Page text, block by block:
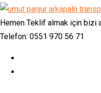
Hemen Teklif almak için bizi
Telefon: 0551 970 56 71